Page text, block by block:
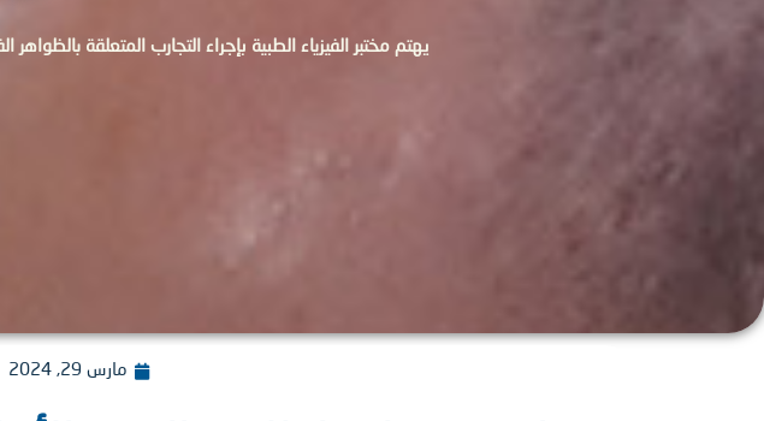
يهتم مختبر الفيزياء الطبية بإجراء التجارب المتعلقة
مارس 29, 2024